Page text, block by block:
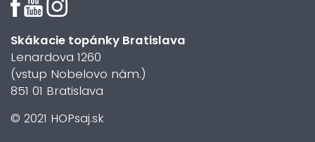
Skákacie topánky Bratislava
Lenardova 1260
(vstup Nobelovo nám.)
851 01 Bratislava
© 2021 HOPsaj.sk